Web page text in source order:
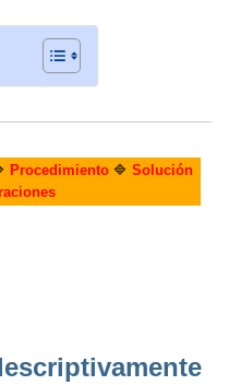
Procedimiento🔷 Solución